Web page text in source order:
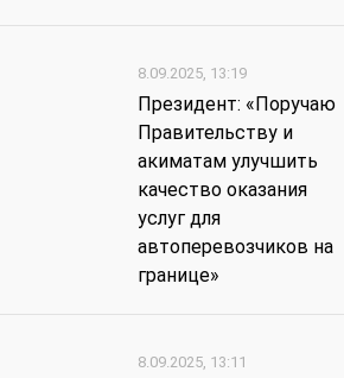
8.09.2025, 13:19
Президент: «Поручаю
Правительству и
акиматам улучшить
качество оказания
услуг для
автоперевозчиков на
границе»
8.09.2025, 13:11